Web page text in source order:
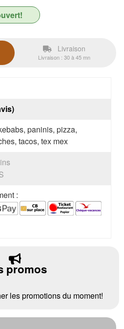
Livraison
Livraison : 30 à 45 mn
paninis, pizza,
tacos, tex mex
:
promos
les promotions du moment!